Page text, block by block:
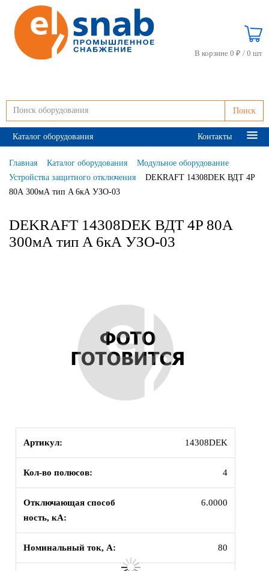
Поиск
В корзине 0 ₽ / 0 шт
Каталог оборудования Контакты
Главная Каталог оборудования
Модульное оборудование
Устройства защитного отключения
DEKRAFT 14308DEK ВДТ 4P
80А 300мА тип A 6кА УЗО-03
DEKRAFT 14308DEK ВДТ 4P 80А
300мА тип A 6кА УЗО-03
Артикул: 14308DEK
Кол-во полюсов: 4
Отключающая способ
ность, кА:
6.0000
Номинальный ток, А: 80